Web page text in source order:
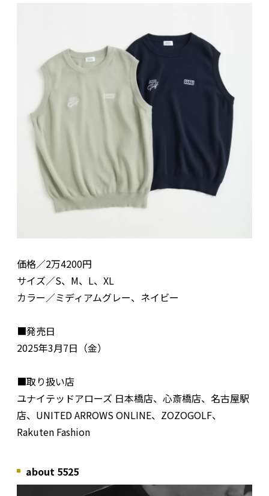
価格／2万4200円
サイズ／S、M、L、XL
カラー／ミディアムグレー、ネイビー
■発売日
2025年3月7日（金）
■取り扱い店
ユナイテッドアローズ 日本橋店、心斎橋店、名古屋駅
店、UNITED ARROWS ONLINE、ZOZOGOLF、
Rakuten Fashion
about 5525